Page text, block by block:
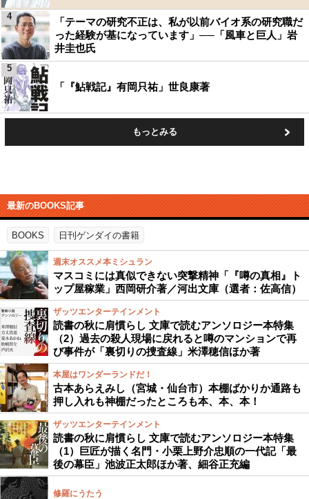
「テーマの研究不正は、私が以前バイオ系の研究職だ
った経験が基になっています」──「風車と巨人」岩
井圭也氏
4
「『鮎戦記』有岡只祐」世良康著
5
もっとみる
最新のBOOKS記事
BOOKS 日刊ゲンダイの書籍
週末オススメ本ミシュラン
マスコミには真似できない突撃精神「『噂の真相』ト
ップ屋稼業」西岡研介著／河出文庫（選者：佐高信）
ザッツエンターテインメント
読書の秋に肩慣らし 文庫で読むアンソロジー本特集
（2）過去の殺人現場に戻れると噂のマンションで再
び事件が「裏切りの捜査線」米澤穂信ほか著
本屋はワンダーランドだ！
古本あらえみし（宮城・仙台市）本棚ばかりか通路も
押し入れも神棚だったところも本、本、本！
ザッツエンターテインメント
読書の秋に肩慣らし 文庫で読むアンソロジー本特集
（1）巨匠が描く名門・小栗上野介忠順の一代記「最
後の幕臣」池波正太郎ほか著、細谷正充編
修羅にうたう